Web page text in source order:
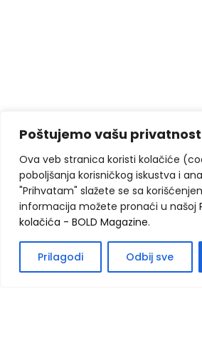
Poštujemo vašu privatnost
Ova veb stranica koristi kolačiće
poboljšanja korisničkog iskustva i
"Prihvatam" slažete se sa
informacija možete pronaći u našoj
kolačića - BOLD Magazine.
Prilagodi Odbij sve